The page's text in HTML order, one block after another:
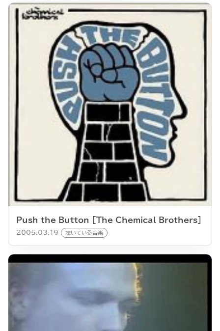
Push the Button [The Chemical Brothers]
2005.03.19 聴いている音楽